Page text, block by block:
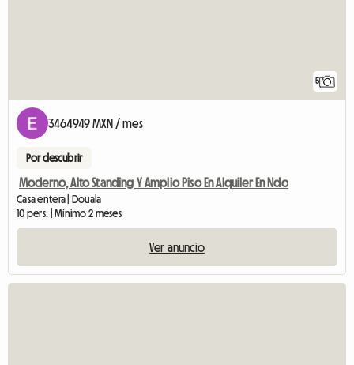
5
3464949 MXN / mes
Por descubrir
Moderno, Alto Standing Y Amplio Piso En Alquiler En Ndo
Casa entera | Douala
10 pers. | Mínimo 2 meses
Ver anuncio